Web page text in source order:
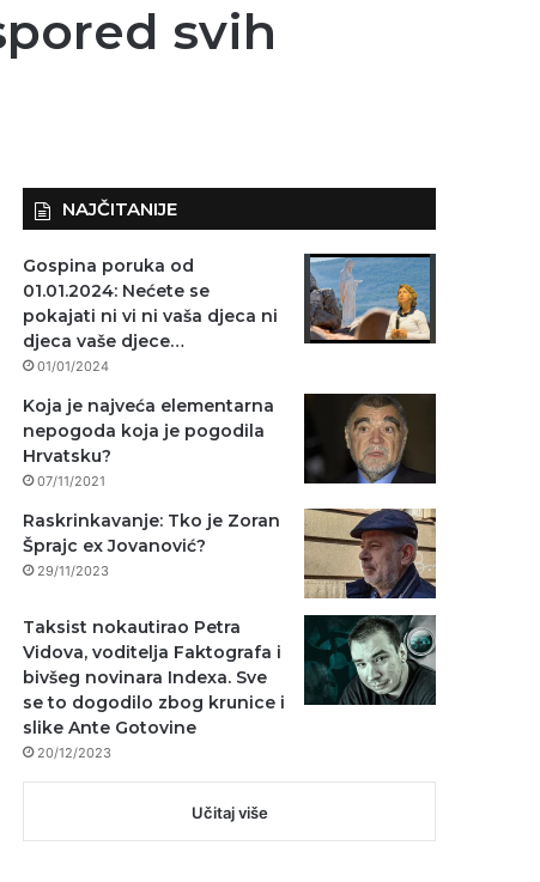
svih
NAJČITANIJE
Gospina poruka od
01.01.2024: Nećete se
pokajati ni vi ni vaša djeca ni
djeca vaše djece…
01/01/2024
Koja je najveća elementarna
nepogoda koja je pogodila
Hrvatsku?
07/11/2021
Raskrinkavanje: Tko je Zoran
Šprajc ex Jovanović?
29/11/2023
Taksist nokautirao Petra
Vidova, voditelja Faktografa i
bivšeg novinara Indexa. Sve
se to dogodilo zbog krunice i
slike Ante Gotovine
20/12/2023
Učitaj više